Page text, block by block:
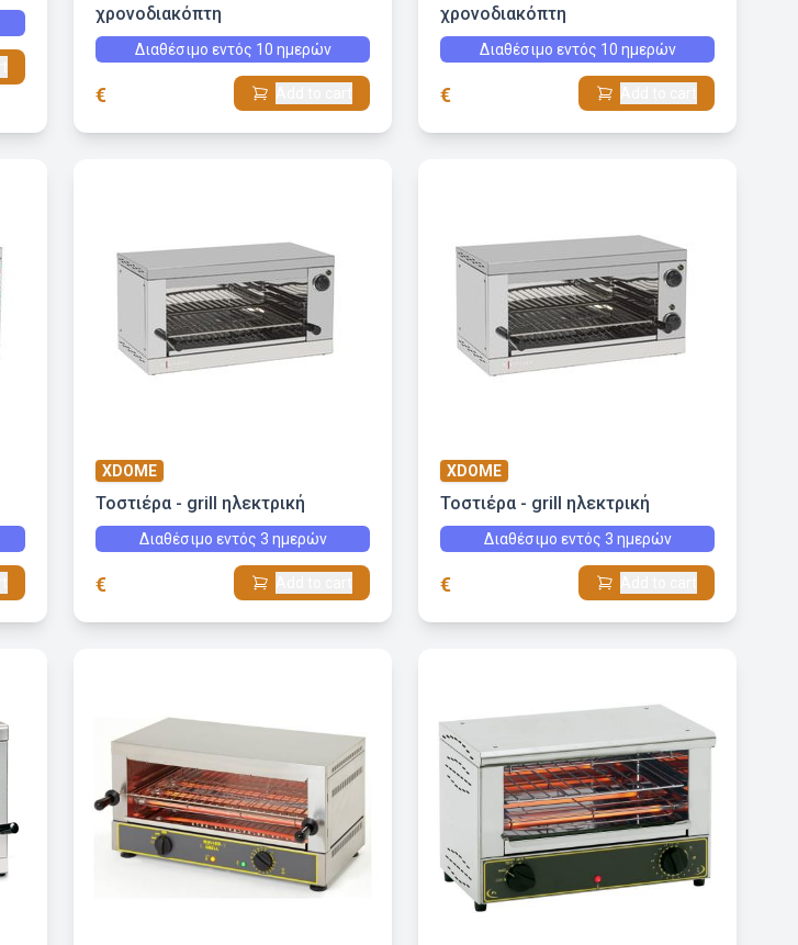
χρονοδιακόπτη
Διαθέσιμο εντός 10 ημερών
€
χρονοδιακόπτη
Διαθέσιμο εντός 10 ημερών
€
XDOME
Τοστιέρα - grill ηλεκτρική
Διαθέσιμο εντός 3 ημερών
€
XDOME
Τοστιέρα - grill ηλεκτρική
Διαθέσιμο εντός 3 ημερών
€